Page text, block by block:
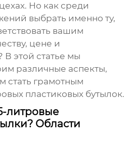
Но как среди
выбрать именно ту,
вашим
цене и
В этой статье мы
различные аспекты,
стать грамотным
пластиковых бутылок.
литровые
Области